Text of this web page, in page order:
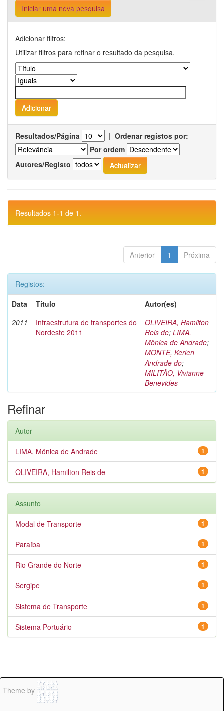
Iniciar uma nova pesquisa
Adicionar filtros:
Utilizar filtros para refinar o resultado da pesquisa.
Resultados/Página | Ordenar registos por:
Por ordem
Autores/Registo
Resultados 1-1 de 1.
Anterior 1 Próxima
Registos:
Data
Título
Autor(es)
2011
Infraestrutura de transportes do
Nordeste 2011
OLIVEIRA, Hamilton
Reis de; LIMA,
Mônica de Andrade;
MONTE, Kerlen
Andrade do;
MILITÃO, Vivianne
Benevides
Refinar
Autor
1
LIMA, Mônica de Andrade
1
OLIVEIRA, Hamilton Reis de
Assunto
1
Modal de Transporte
1
Paraíba
1
Rio Grande do Norte
1
Sergipe
1
Sistema de Transporte
1
Sistema Portuário
Theme by